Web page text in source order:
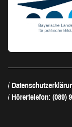
Hörertelefon: (089)